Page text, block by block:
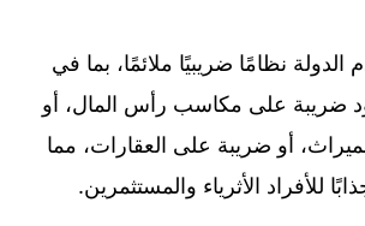
الدولة نظامًا ضريبيًا ملائمًا، بما في
ضريبة على مكاسب رأس المال، أو
أو ضريبة على العقارات، مما
للأفراد الأثرياء والمستثمرين.